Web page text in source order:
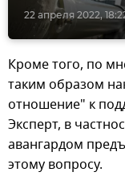
22 апреля 2022,
Кроме того, по
таким образом
отношение" к
Эксперт, в
авангардом
этому вопросу.